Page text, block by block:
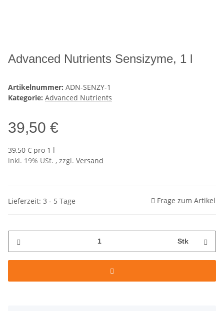
Advanced Nutrients Sensizyme, 1 l
Artikelnummer: ADN-SENZY-1
Kategorie: Advanced Nutrients
39,50 €
39,50 € pro 1 l
inkl. 19% USt. , zzgl. Versand
Lieferzeit: 3 - 5 Tage Frage zum Artikel
Stk